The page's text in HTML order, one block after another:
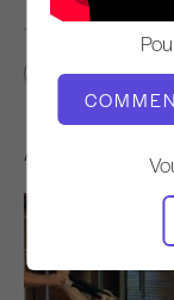
TROUVER DES
Intermédiaire
Autres séances